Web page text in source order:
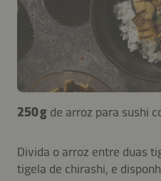
250 g de arroz para sushi
Divida o arroz entre duas
tigela de chirashi, e